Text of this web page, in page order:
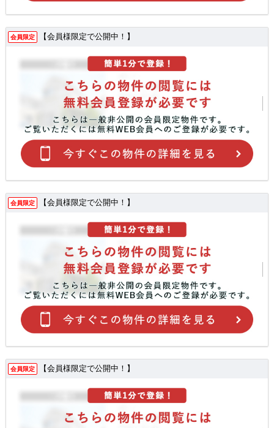
会員限定 【会員様限定で公開中！】
会員限定 【会員様限定で公開中！】
会員限定 【会員様限定で公開中！】